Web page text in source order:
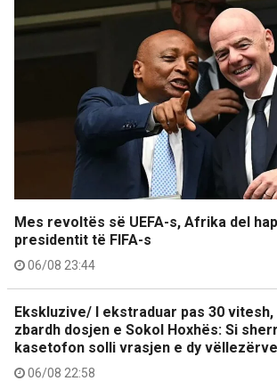
Mes revoltës së UEFA-s, Afrika del
presidentit të FIFA-s
06/08 23:44
Ekskluzive/ I ekstraduar pas 30 vitesh,
zbardh dosjen e Sokol Hoxhës: Si
kasetofon solli vrasjen e dy
06/08 22:58